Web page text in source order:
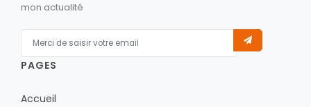
mon actualité
PAGES
Accueil